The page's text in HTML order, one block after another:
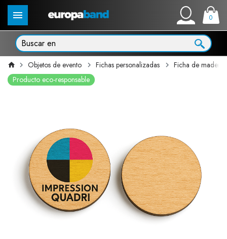
0
Objetos de evento Fichas personalizadas
Ficha de madera
Producto eco-responsable